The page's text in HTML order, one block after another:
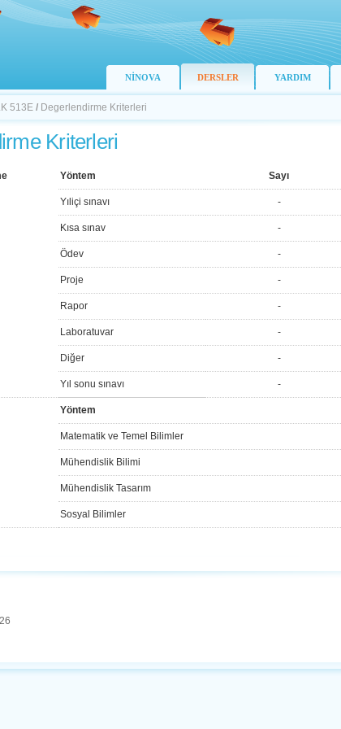
NİNOVA DERSLER YARDIM
513E / Degerlendirme Kriterleri
Kriterleri
Yöntem Sayı
Yıliçi sınavı -
Kısa sınav -
Ödev -
Proje -
Rapor -
Laboratuvar -
Diğer -
Yıl sonu sınavı -
Yöntem
Matematik ve Temel Bilimler
Mühendislik Bilimi
Mühendislik Tasarım
Sosyal Bilimler